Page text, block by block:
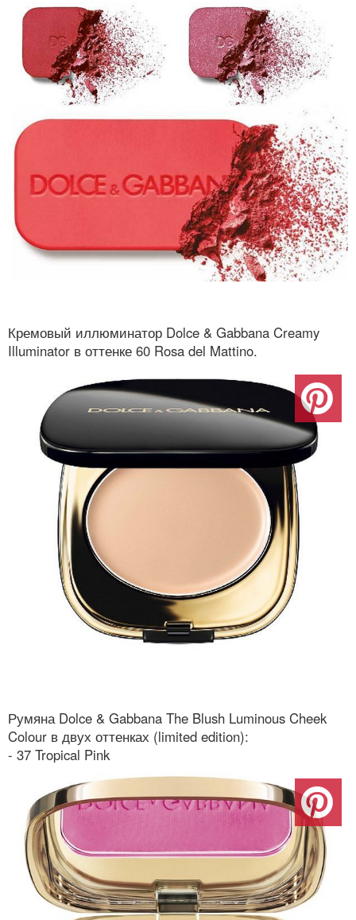
Кремовый иллюминатор Dolce & Gabbana Creamy
Illuminator в оттенке 60 Rosa del Mattino.
Румяна Dolce & Gabbana The Blush Luminous Cheek
Colour в двух оттенках (limited edition):
- 37 Tropical Pink